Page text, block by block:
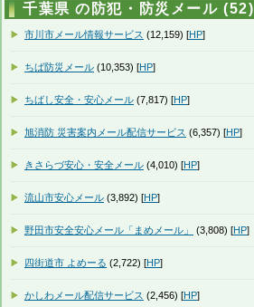
千葉県 の防犯・防災メール (52)
市川市メール情報サービス (12,159) [HP]
ちば防災メール (10,353) [HP]
ちばし安全・安心メール (7,817) [HP]
旭消防 災害案内メール配信サービス (6,357) [HP]
きさらづ安心・安全メール (4,010) [HP]
流山市安心メール (3,892) [HP]
野田市安全安心メール「まめメール」 (3,808) [HP]
四街道市 よめーる (2,722) [HP]
かしわメール配信サービス (2,456) [HP]